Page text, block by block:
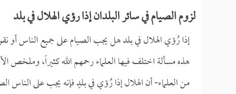
لزوم الصيام في سائر البلدان إذا رؤي الهلال في بلد
إذا رُؤي الهلال في بلد هل يجب الصيام على جميع الناس
هذه مسألة اختلف فيها العلماء رحمهم الله كثيراً،
من العلماء- أن الهلال إذا رُؤي في بلدٍ فإنه يجب على الناس